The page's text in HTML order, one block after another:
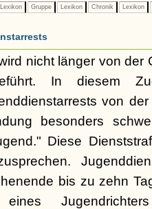
Lexikon Gruppe Lexikon Chronik Lexikon
nicht länger von der
In diesem
von
besonders
Diese
bis zu zehn